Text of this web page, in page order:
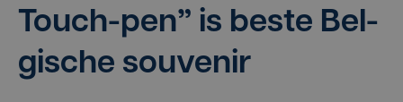
Touch-pen” is bes­te Bel­
gi­sche souvenir